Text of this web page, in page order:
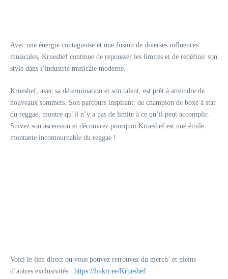
Avec une énergie contagieuse et une fusion de diverses influences
musicales, Krueshef continue de repousser les limites et de redéfinir son
style dans l’industrie musicale moderne.
Krueshef, avec sa détermination et son talent, est prêt à atteindre de
nouveaux sommets. Son parcours inspirant, de champion de boxe à star
du reggae, montre qu’il n’y a pas de limite à ce qu’il peut accomplir.
Suivez son ascension et découvrez pourquoi Krueshef est une étoile
montante incontournable du reggae !
Voici le lien direct ou vous pouvez retrouvez du merch’ et pleins
d’autres exclusivités : https://linktr.ee/Krueshef